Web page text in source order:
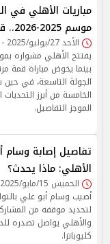
مباريات الأهلي في
موسم 2025-2026.. قمة مبكرة أمام الزمالك
الأحد 27/يوليو/2025 - 04:41 م
يفتتح الأهلي مشواره
بينما يخوض مباراة قمة
الجولة التاسعة، في حين
الخامسة من أبرز
الموجز التفاصيل.
تفاصيل إصابة
الأهلي: ماذا يحدث؟
الخميس 15/مايو/2025 - 10:43 م
أصيب وسام أبو علي
لتحديد موقفه من
والأهلي يواصل تصدره
كليوباترا.